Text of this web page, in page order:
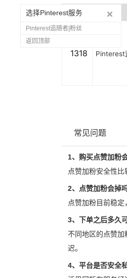
1318 Pinterest
常见问题
1、购买点赞加粉
点赞加粉安全性
2、点赞加粉会掉
点赞加粉目前稳
3、下单之后多久
不同地区的点赞加
迟。
4、平台是否安全
选择Pinterest服务
Pinterest追随者|粉丝
返回顶部